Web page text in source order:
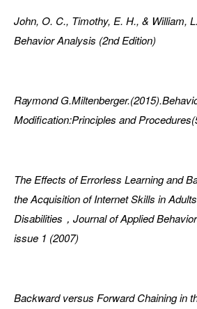
John, O. C., Timothy, E. H., & William,
Behavior Analysis (2nd Edition)
Raymond
Modification:Principles and
The Effects of Errorless Learning and
the Acquisition of InternetSkills in
Disabilities ， Journal of Applied
issue 1 (2007)
Backward versus Forward Chaining in